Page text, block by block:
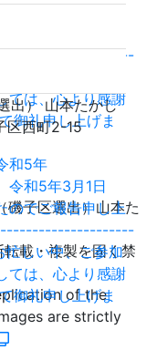
和5年
出）山本たかし
西町2-15
子区選出）山本た
載・複製を固く禁
of the
are strictly